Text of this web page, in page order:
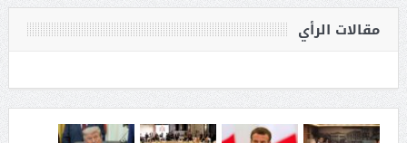
مقالات الرأي